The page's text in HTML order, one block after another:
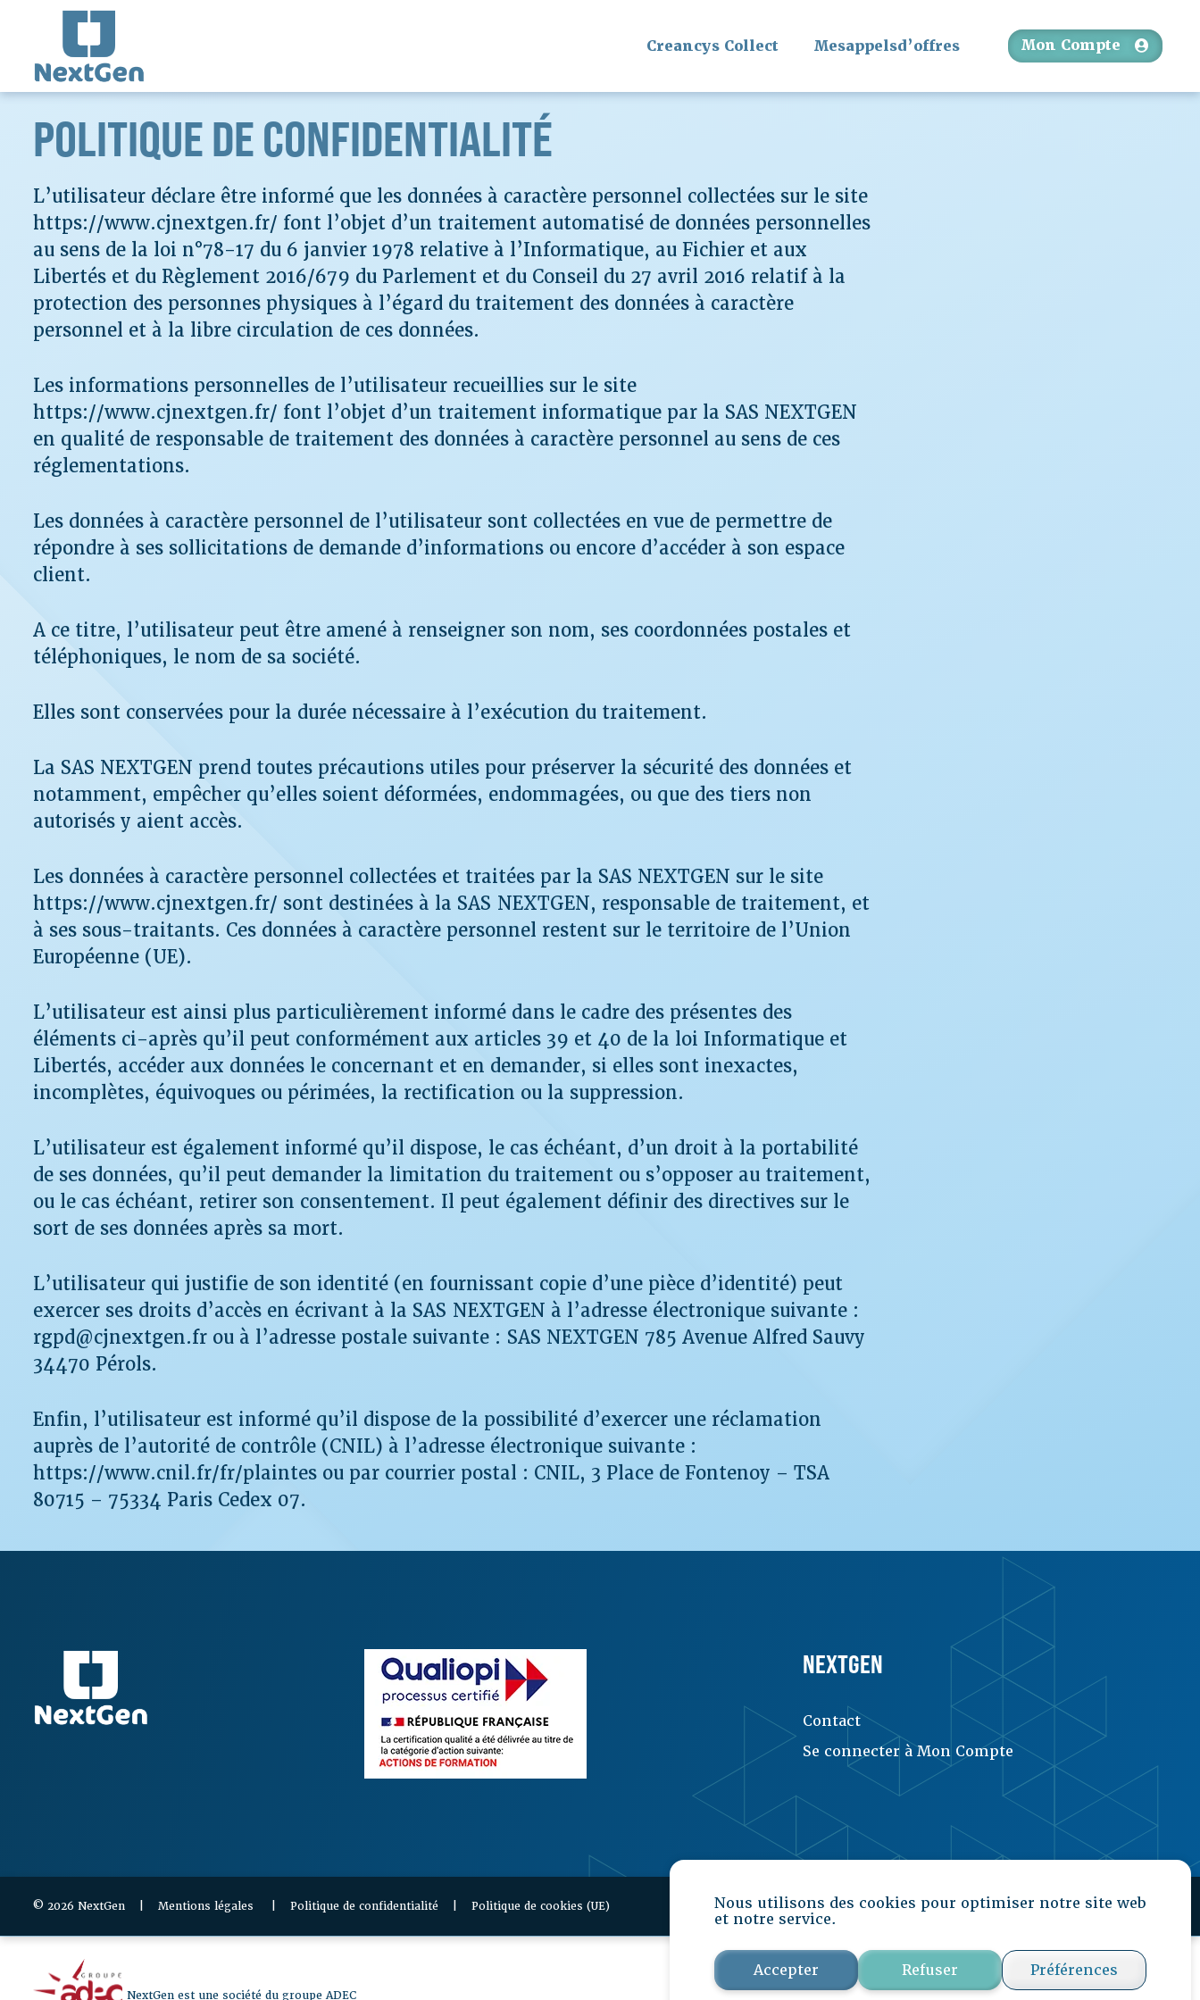
Nous utilisons des cookies pour optimiser notre site web
et notre service.
Accepter Refuser Préférences
Creancys Collect Mesappelsd’offres Mon Compte
POLITIQUE DE CONFIDENTIALITÉ
L’utilisateur déclare être informé que les données à caractère personnel collectées sur le site
https://www.cjnextgen.fr/ font l’objet d’un traitement automatisé de données personnelles
au sens de la loi n°78-17 du 6 janvier 1978 relative à l’Informatique, au Fichier et aux
Libertés et du Règlement 2016/679 du Parlement et du Conseil du 27 avril 2016 relatif à la
protection des personnes physiques à l’égard du traitement des données à caractère
personnel et à la libre circulation de ces données.
Les informations personnelles de l’utilisateur recueillies sur le site
https://www.cjnextgen.fr/ font l’objet d’un traitement informatique par la SAS NEXTGEN
en qualité de responsable de traitement des données à caractère personnel au sens de ces
réglementations.
Les données à caractère personnel de l’utilisateur sont collectées en vue de permettre de
répondre à ses sollicitations de demande d’informations ou encore d’accéder à son espace
client.
A ce titre, l’utilisateur peut être amené à renseigner son nom, ses coordonnées postales et
téléphoniques, le nom de sa société.
Elles sont conservées pour la durée nécessaire à l’exécution du traitement.
La SAS NEXTGEN prend toutes précautions utiles pour préserver la sécurité des données et
notamment, empêcher qu’elles soient déformées, endommagées, ou que des tiers non
autorisés y aient accès.
Les données à caractère personnel collectées et traitées par la SAS NEXTGEN sur le site
https://www.cjnextgen.fr/ sont destinées à la SAS NEXTGEN, responsable de traitement, et
à ses sous-traitants. Ces données à caractère personnel restent sur le territoire de l’Union
Européenne (UE).
L’utilisateur est ainsi plus particulièrement informé dans le cadre des présentes des
éléments ci-après qu’il peut conformément aux articles 39 et 40 de la loi Informatique et
Libertés, accéder aux données le concernant et en demander, si elles sont inexactes,
incomplètes, équivoques ou périmées, la rectification ou la suppression.
L’utilisateur est également informé qu’il dispose, le cas échéant, d’un droit à la portabilité
de ses données, qu’il peut demander la limitation du traitement ou s’opposer au traitement,
ou le cas échéant, retirer son consentement. Il peut également définir des directives sur le
sort de ses données après sa mort.
L’utilisateur qui justifie de son identité (en fournissant copie d’une pièce d’identité) peut
exercer ses droits d’accès en écrivant à la SAS NEXTGEN à l’adresse électronique suivante :
rgpd@cjnextgen.fr ou à l’adresse postale suivante : SAS NEXTGEN 785 Avenue Alfred Sauvy
34470 Pérols.
Enfin, l’utilisateur est informé qu’il dispose de la possibilité d’exercer une réclamation
auprès de l’autorité de contrôle (CNIL) à l’adresse électronique suivante :
https://www.cnil.fr/fr/plaintes ou par courrier postal : CNIL, 3 Place de Fontenoy – TSA
80715 – 75334 Paris Cedex 07.
NEXTGEN
Contact
Se connecter à Mon Compte
© 2026 NextGen | Mentions légales Politique de confidentialité Politique de cookies (UE)
NextGen est une société du groupe ADEC